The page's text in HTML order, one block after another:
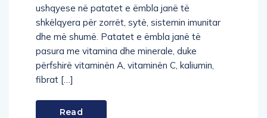
ushqyese në patatet e ëmbla janë të
shkëlqyera për zorrët, sytë, sistemin imunitar
dhe më shumë. Patatet e ëmbla janë të
pasura me vitamina dhe minerale, duke
përfshirë vitaminën A, vitaminën C, kaliumin,
fibrat […]
Read